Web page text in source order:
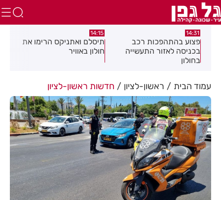
14:15
תיסלם ואתניקס הרימו את
חולון באוויר
13:05
פצוע בתאונת אופנוע במרכז
חולון
עמוד הבית ראשון-לציון חדשות ראשון-לציון